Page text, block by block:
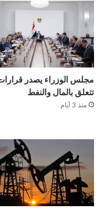
مجلس الوزراء يصدر
تتعلق بالمال والنفط
منذ 3 أيام